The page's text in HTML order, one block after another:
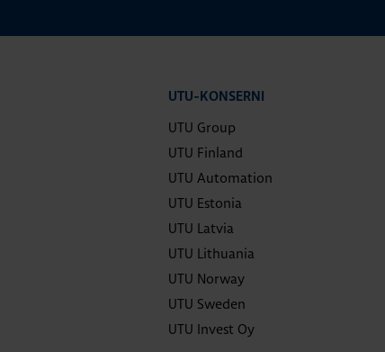
UTU-KONSERNI
UTU Group
UTU Finland
UTU Automation
UTU Estonia
UTU Latvia
UTU Lithuania
UTU Norway
UTU Sweden
UTU Invest Oy